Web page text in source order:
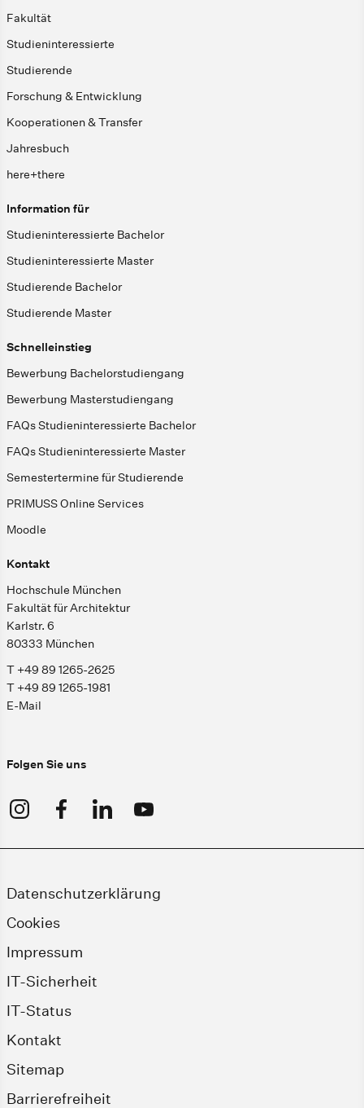
Fakultät
Studieninteressierte
Studierende
Forschung & Entwicklung
Kooperationen & Transfer
Jahresbuch
here+there
Information für
Studieninteressierte Bachelor
Studieninteressierte Master
Studierende Bachelor
Studierende Master
Schnelleinstieg
Bewerbung Bachelorstudiengang
Bewerbung Masterstudiengang
FAQs Studieninteressierte Bachelor
FAQs Studieninteressierte Master
Semestertermine für Studierende
PRIMUSS Online Services
Moodle
Kontakt
Hochschule München
Fakultät für Architektur
Karlstr. 6
80333 München
T +49 89 1265-2625
T +49 89 1265-1981
E-Mail
Folgen Sie uns
Datenschutzerklärung
Cookies
Impressum
IT-Sicherheit
IT-Status
Kontakt
Sitemap
Barrierefreiheit